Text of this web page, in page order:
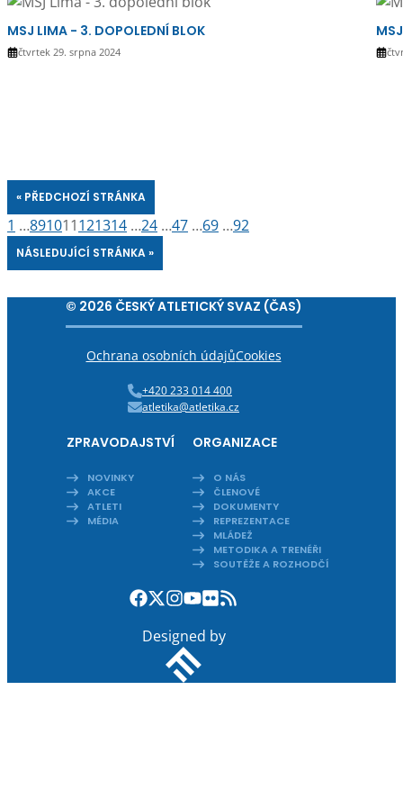
MSJ LIMA - 3. DOPOLEDNÍ BLOK
čtvrtek 29. srpna 2024
« PŘEDCHOZÍ STRÁNKA
1 …891011121314 …24 …47 …69 …92
NÁSLEDUJÍCÍ STRÁNKA »
© 2026 ČESKÝ ATLETICKÝ SVAZ (ČAS)
Ochrana osobních údajůCookies
+420 233 014 400
atletika@atletika.cz
ZPRAVODAJSTVÍ
NOVINKY
AKCE
ATLETI
MÉDIA
ORGANIZACE
O NÁS
ČLENOVÉ
DOKUMENTY
REPREZENTACE
MLÁDEŽ
METODIKA A TRENÉŘI
SOUTĚŽE A ROZHODČÍ
Designed by